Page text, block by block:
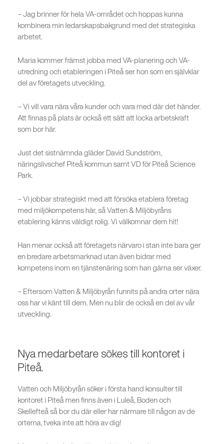
– Jag brinner för hela VA-området och hoppas kunna
kombinera min ledarskapsbakgrund med det strategiska
arbetet.
Maria kommer främst jobba med VA-planering och VA-
utredning och etableringen i Piteå ser hon som en självklar
del av företagets utveckling.
– Vi vill vara nära våra kunder och vara med där det händer.
Att finnas på plats är också ett sätt att locka arbetskraft
som bor här.
Just det sistnämnda gläder David Sundström,
näringslivschef Piteå kommun samt VD för Piteå Science
Park.
– Vi jobbar strategiskt med att försöka etablera företag
med miljökompetens här, så Vatten & Miljöbyråns
etablering känns väldigt rolig. Vi välkomnar dem hit!
Han menar också att företagets närvaro i stan inte bara ger
en bredare arbetsmarknad utan även bidrar med
kompetens inom en tjänstenäring som han gärna ser växer.
– Eftersom Vatten & Miljöbyrån funnits på andra orter nära
oss har vi känt till dem. Men nu blir de också en del av vår
utveckling.
Nya medarbetare sökes till kontoret i
Piteå.
Vatten och Miljöbyrån söker i första hand konsulter till
kontoret i Piteå men finns även i Luleå, Boden och
Skellefteå så bor du där eller har närmare till någon av de
orterna, tveka inte att höra av dig!